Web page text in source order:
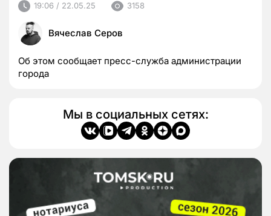
19:06 / 22.05.25 3158
Вячеслав Серов
Об этом сообщает пресс-служба администрации
города
Мы в социальных сетях: